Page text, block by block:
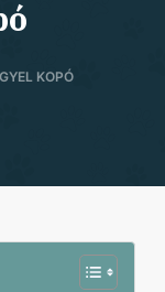
KOPÓ